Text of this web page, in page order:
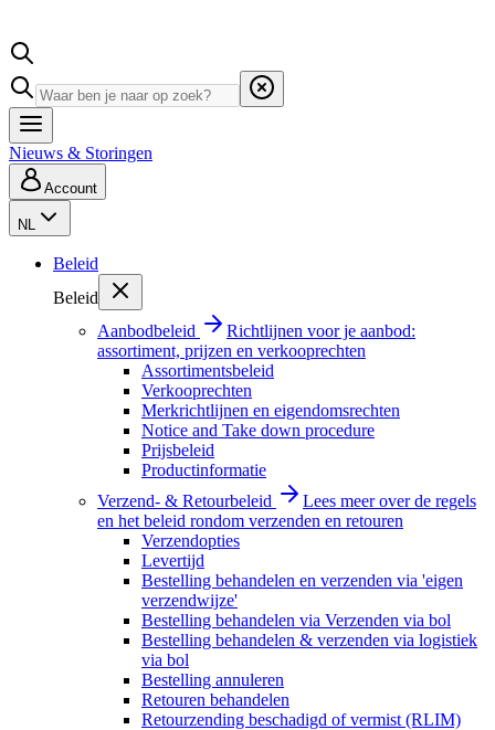
Nieuws & Storingen
Account
NL
Beleid
Beleid
Aanbodbeleid
Richtlijnen voor je aanbod:
assortiment, prijzen en verkooprechten
Assortimentsbeleid
Verkooprechten
Merkrichtlijnen en eigendomsrechten
Notice and Take down procedure
Prijsbeleid
Productinformatie
Verzend- & Retourbeleid
Lees meer over de regels
en het beleid rondom verzenden en retouren
Verzendopties
Levertijd
Bestelling behandelen en verzenden via 'eigen
verzendwijze'
Bestelling behandelen via Verzenden via bol
Bestelling behandelen & verzenden via logistiek
via bol
Bestelling annuleren
Retouren behandelen
Retourzending beschadigd of vermist (RLIM)